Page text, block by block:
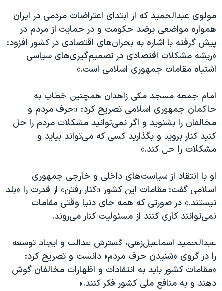
قانون شفافیت دارائی کادر رهبری ایران
اعتراضات مردمی آبان ۹۸
اسرائیل در جنگ
نرگس محمدی برنده جایزه نوبل صلح
همایش محافظه‌کاران آمریکا «سی‌پک»
صفحه‌های ویژه
سفر پرزیدنت ترامپ به چین
مولوی عبدالحمید که از ابتدای اعتراضات مردمی در ایران
همواره مواضعی برضد حکومت و در حمایت از مردم در
پیش گرفته با اشاره به بحران‌های اقتصادی در کشور افزود:
«ریشه مشکلات اقتصادی در تصمیم‌گیری‌های سیاسی
اشتباه مقامات جمهوری اسلامی است.»
امام جمعه مسجد مکی زاهدان همچنین خطاب به
حاکمان جمهوری اسلامی تصریح کرد: «حرف مردم و
مخالفان را بشنوید و اگر نمی‌توانید مشکلات مردم را حل
کنید کنار بروید و بگذارید کسی که می‌تواند بیاید و
مشکلات را حل کند.»
او با انتقاد از سیاست‌های داخلی و خارجی جمهوری
اسلامی گفت: مقامات این کشور «کنار رفتن» از قدرت را «بلد
نیستند.» در صورتی که همه جای دنیا وقتی مقامات
نمی‌توانند کاری کنند از مسئولیت کنار می‌روند.
عبدالحمید اسماعیل‌زهی، گسترش عدالت و ایجاد توسعه
را در گروی «شنیدن حرف مردم» دانست و تصریح کرد:
«مقامات کشور باید به انتقادات و اظهارات مخالفان گوش
دهند و به منافع ملی کشور فکر کنند.»